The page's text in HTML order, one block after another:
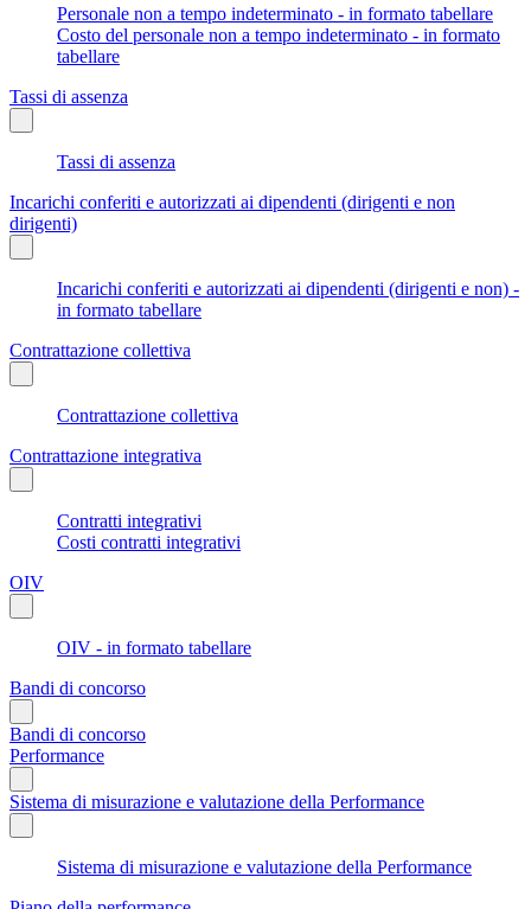
Personale non a tempo indeterminato - in formato tabellare
Costo del personale non a tempo indeterminato - in formato
tabellare
Tassi di assenza
Tassi di assenza
Incarichi conferiti e autorizzati ai dipendenti (dirigenti e non
dirigenti)
Incarichi conferiti e autorizzati ai dipendenti (dirigenti e non) -
in formato tabellare
Contrattazione collettiva
Contrattazione collettiva
Contrattazione integrativa
Contratti integrativi
Costi contratti integrativi
OIV
OIV - in formato tabellare
Bandi di concorso
Bandi di concorso
Performance
Sistema di misurazione e valutazione della Performance
Sistema di misurazione e valutazione della Performance